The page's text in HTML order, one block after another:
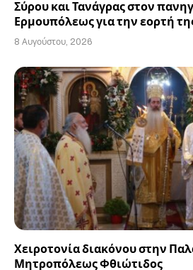
Σύρου και Τανάγρας στον
Ερμουπόλεως για την εορτή
8 Αυγούστου, 2026
Χειροτονία διακόνου στην
Μητροπόλεως Φθιώτιδος